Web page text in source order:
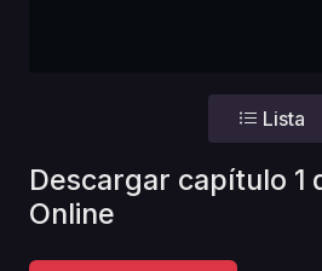
Lista
Descargar capítulo 1
Online